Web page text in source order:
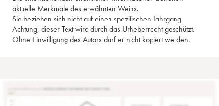
aktuelle Merkmale des erwähnten Weins.
Sie beziehen sich nicht auf einen spezifischen Jahrgang.
Achtung, dieser Text wird durch das Urheberrecht geschützt.
Ohne Einwilligung des Autors darf er nicht kopiert werden.